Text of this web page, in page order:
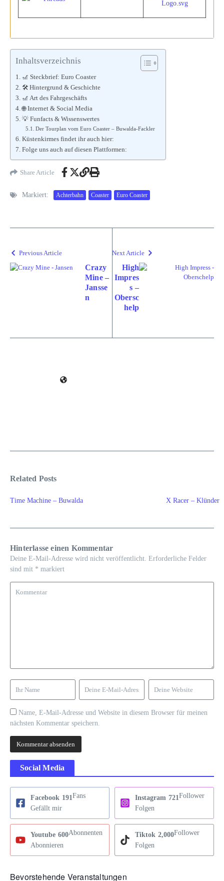
Inhaltsverzeichnis
🎢 Steckbrief: Euro Coaster
🛠️ Hintergrund & Geschichte
🎢 Art des Fahrgeschäfts
🌐 Internet & Social Media
💡 Funfacts & Wissenswertes
Der Tourplan vom Euro Coaster – Buwalda-Fackler
Küstenkirmes findet ihr auch hier:
Folge uns auch auf diesen Plattformen:
Share Article
Markiert: Achterbahn Coaster Euro Coaster
Previous Article
Crazy
Mine –
Jansse
n
Next Article
High
Impres
s –
Obersc
help
Related Posts
Time Machine – Buwalda X Racer – Klünder
Hinterlasse einen Kommentar
Deine E-Mail-Adresse wird nicht veröffentlicht. Erforderliche Felder
sind mit * markiert
Name, E-Mail-Adresse und Website in diesem Browser für meinen
nächsten Kommentar speichern.
Social Media
Facebook 191Fans
Gefällt mir
Instagram 721Follower
Folgen
Youtube 600Abonnenten
Abonnieren
Tiktok 2,000Follower
Folgen
Bevorstehende Veranstaltungen